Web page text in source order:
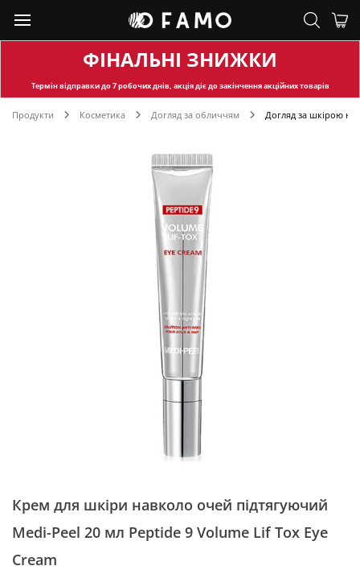
ФІНАЛЬНІ ЗНИЖКИ
Термін відправкидо 7 робочих днів, акція діє до закінчення акційних товарів
Продукти Косметика Догляд за обличчям Догляд за шкірою
Крем для шкіри навколо очей підтягуючий
Medi-Peel 20 мл Peptide 9 Volume Lif Tox Eye
Cream